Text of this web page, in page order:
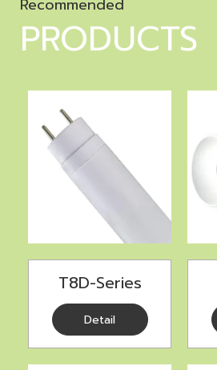
Recommended
PRODUCTS
T8D-Series
Detail